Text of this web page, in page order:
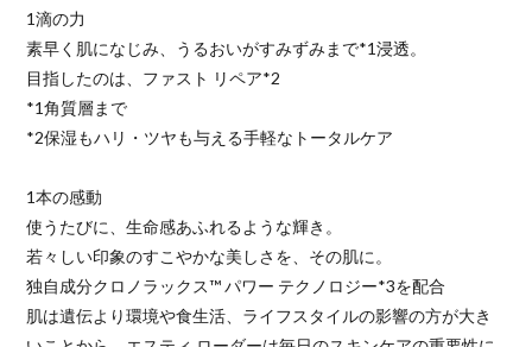
1滴の力
素早く肌になじみ、うるおいがすみずみまで*1浸透。
目指したのは、ファスト リペア*2
*1角質層まで
*2保湿もハリ・ツヤも与える手軽なトータルケア
1本の感動
使うたびに、生命感あふれるような輝き。
若々しい印象のすこやかな美しさを、その肌に。
独自成分クロノラックス™ パワー テクノロジー*3を配合
肌は遺伝より環境や食生活、ライフスタイルの影響の方が大き